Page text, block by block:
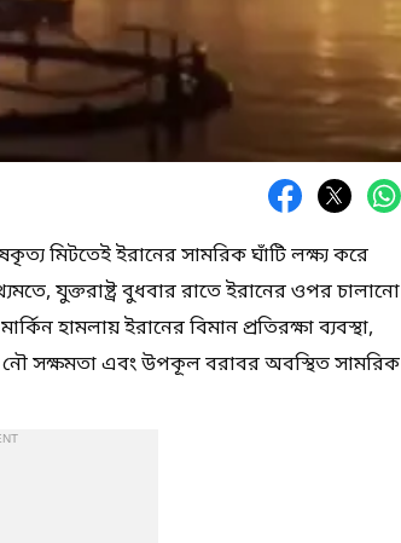
মিটতেই ইরানের সামরিক ঘাঁটি লক্ষ্য করে
যুক্তরাষ্ট্র বুধবার রাতে ইরানের ওপর চালানো
হামলায় ইরানের বিমান প্রতিরক্ষা ব্যবস্থা,
নৌ সক্ষমতা এবং উপকূল বরাবর অবস্থিত সামরিক